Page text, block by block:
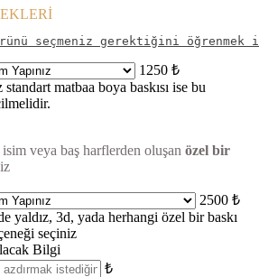
seçmeniz gerektiğini öğrenmek
1250 ₺
matbaa boya baskısı ise bu
veya baş harflerden oluşan özel bir
2500 ₺
yaldız, 3d, yada herhangi özel bir baskı
seçiniz
Bilgi
₺